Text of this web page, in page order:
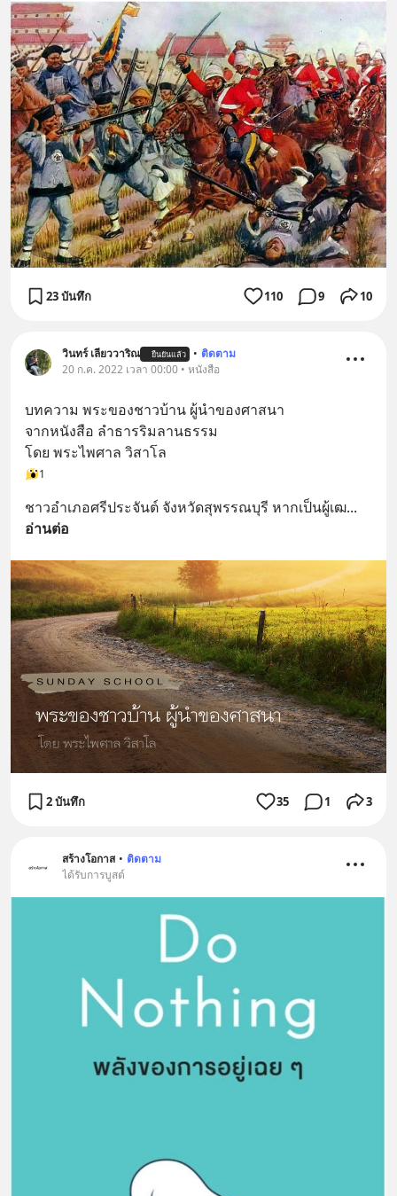
23 บันทึก 110 9 10
วินทร์ เลียววาริณ ยืนยันแล้ว • ติดตาม
20 ก.ค. 2022 เวลา 00:00 • หนังสือ
บทความ พระของชาวบ้าน ผู้นำของศาสนา
จากหนังสือ ลำธารริมลานธรรม
โดย พระไพศาล วิสาโล
1
ชาวอำเภอศรีประจันต์ จังหวัดสุพรรณบุรี หากเป็นผู้เฒ
อ่านต่อ
2 บันทึก 35 1 3
สร้างโอกาส • ติดตาม
ได้รับการบูสต์